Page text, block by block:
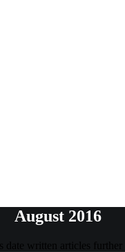
August 2016
date written articles further